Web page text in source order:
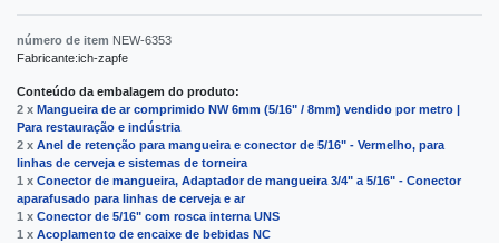
número de item NEW-6353
Fabricante:ich-zapfe
Conteúdo da embalagem do produto:
2 x Mangueira de ar comprimido NW 6mm (5/16" / 8mm) vendido por metro |
Para restauração e indústria
2 x Anel de retenção para mangueira e conector de 5/16" - Vermelho, para
linhas de cerveja e sistemas de torneira
1 x Conector de mangueira, Adaptador de mangueira 3/4" a 5/16" - Conector
aparafusado para linhas de cerveja e ar
1 x Conector de 5/16" com rosca interna UNS
1 x Acoplamento de encaixe de bebidas NC